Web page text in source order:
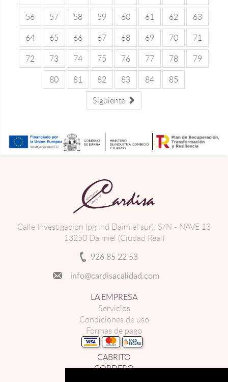
56
57 58 59 60 61 62
63
64
65 66 67 68 69 70
71
72
73 74 75 76 77 78
79
80
81 82 83 84
85
Siguiente
Calle Investigacion (pg ind Daimiel sur), S/N - NAVE 13
13250 Daimiel (Ciudad Real)
926 85 22 53
info@cardisacalidad.com
LA EMPRESA
Servicios
Condiciones de uso
Formas de pago
CABRITO
CORDERO